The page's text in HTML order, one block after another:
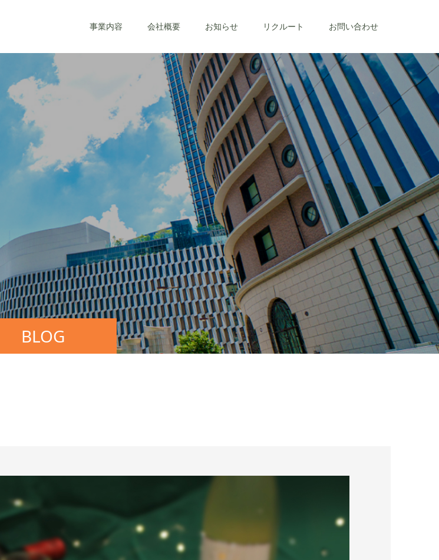
事業内容 会社概要 お知らせ リクルート お問い合わせ
BLOG